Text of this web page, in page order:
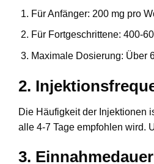
Für Anfänger: 200 mg pro
Für Fortgeschrittene: 400-
Maximale Dosierung: Über
2.
Die Häufigkeit der Injektionen
alle 4-7 Tage empfohlen wird.
3. Einnahmedauer